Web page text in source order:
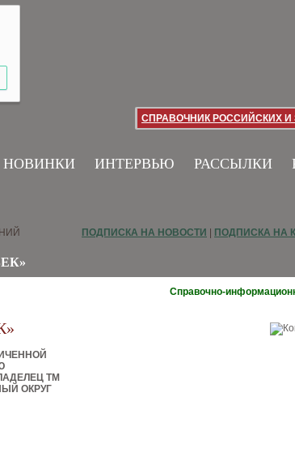
СПРАВОЧНИК РОССИЙСКИХ
НОВИНКИ ИНТЕРВЬЮ РАССЫЛКИ
ПОДПИСКА НА НОВОСТИ ПОДПИСКА НА
Справочно-
ТМ
ОКРУГ